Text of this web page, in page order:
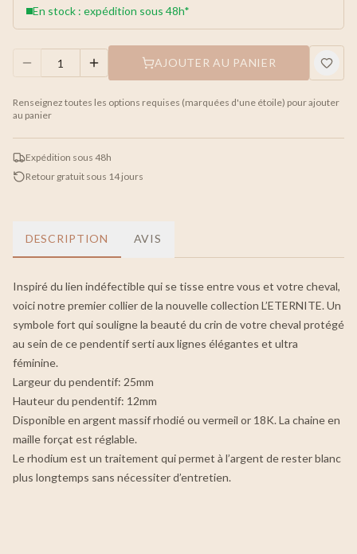
En stock : expédition sous 48h*
AJOUTER AU PANIER
Renseignez toutes les options requises (marquées d'une étoile) pour ajouter
au panier
Expédition sous 48h
Retour gratuit sous 14 jours
DESCRIPTION AVIS
Inspiré du lien indéfectible qui se tisse entre vous et votre cheval,
voici notre premier collier de la nouvelle collection L’ETERNITE. Un
symbole fort qui souligne la beauté du crin de votre cheval protégé
au sein de ce pendentif serti aux lignes élégantes et ultra
féminine.
Largeur du pendentif: 25mm
Hauteur du pendentif: 12mm
Disponible en argent massif rhodié ou vermeil or 18K. La chaine en
maille forçat est réglable.
Le rhodium est un traitement qui permet à l’argent de rester blanc
plus longtemps sans nécessiter d’entretien.